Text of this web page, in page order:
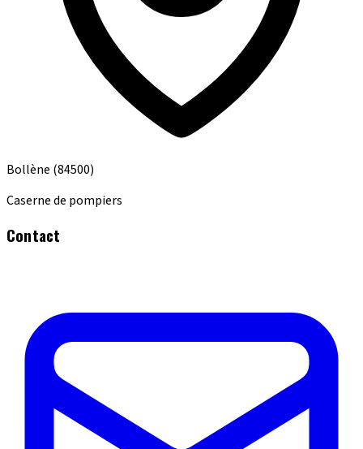
Bollène (84500)
Caserne de pompiers
Contact